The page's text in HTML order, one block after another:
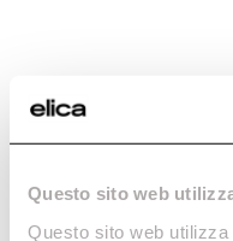
Questo sito web
Questo sito web